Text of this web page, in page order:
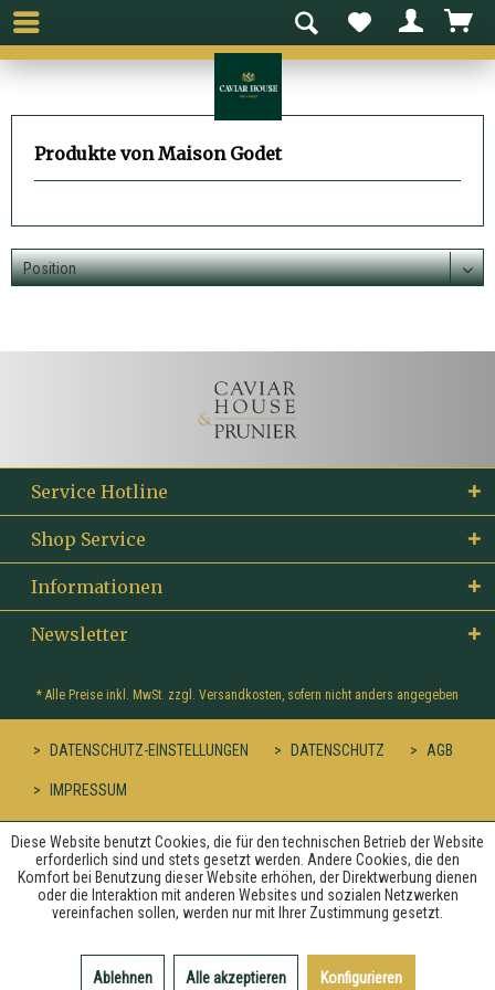
Produkte von Maison Godet
Service Hotline
Shop Service
Informationen
Newsletter
* Alle Preise inkl. MwSt. zzgl. Versandkosten, sofern nicht anders angegeben
DATENSCHUTZ-EINSTELLUNGEN DATENSCHUTZ AGB
IMPRESSUM
Diese Website benutzt Cookies, die für den technischen Betrieb der Website
erforderlich sind und stets gesetzt werden. Andere Cookies, die den
Komfort bei Benutzung dieser Website erhöhen, der Direktwerbung dienen
oder die Interaktion mit anderen Websites und sozialen Netzwerken
vereinfachen sollen, werden nur mit Ihrer Zustimmung gesetzt.
Ablehnen Alle akzeptieren Konfigurieren